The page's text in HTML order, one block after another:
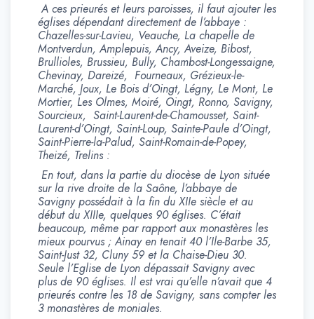
A ces prieurés et leurs paroisses, il faut ajouter les
églises dépendant directement de l’abbaye :
Chazelles-sur-Lavieu, Veauche, La chapelle de
Montverdun, Amplepuis, Ancy, Aveize, Bibost,
Brullioles, Brussieu, Bully, Chambost-Longessaigne,
Chevinay, Dareizé, Fourneaux, Grézieux-le-
Marché, Joux, Le Bois d’Oingt, Légny, Le Mont, Le
Mortier, Les Olmes, Moiré, Oingt, Ronno, Savigny,
Sourcieux, Saint-Laurent-de-Chamousset, Saint-
Laurent-d’Oingt, Saint-Loup, Sainte-Paule d’Oingt,
Saint-Pierre-la-Palud, Saint-Romain-de-Popey,
Theizé, Trelins :
En tout, dans la partie du diocèse de Lyon située
sur la rive droite de la Saône, l’abbaye de
Savigny possédait à la fin du XIIe siècle et au
début du XIIIe, quelques 90 églises. C’était
beaucoup, même par rapport aux monastères les
mieux pourvus ; Ainay en tenait 40 l’Ile-Barbe 35,
Saint-Just 32, Cluny 59 et la Chaise-Dieu 30.
Seule l’Eglise de Lyon dépassait Savigny avec
plus de 90 églises. Il est vrai qu’elle n’avait que 4
prieurés contre les 18 de Savigny, sans compter les
3 monastères de moniales.